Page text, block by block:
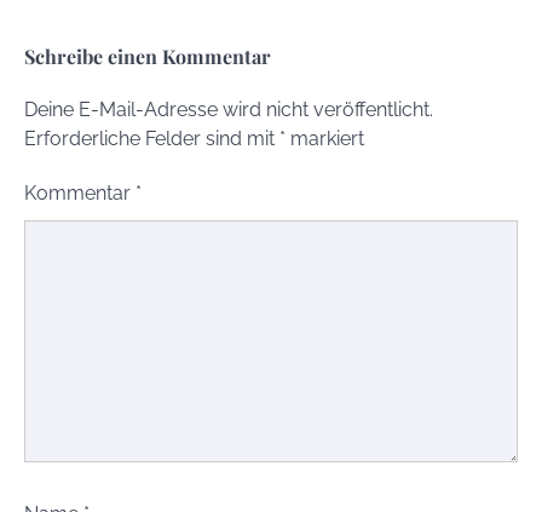
Schreibe einen Kommentar
Deine E-Mail-Adresse wird nicht veröffentlicht.
Erforderliche Felder sind mit * markiert
Kommentar *